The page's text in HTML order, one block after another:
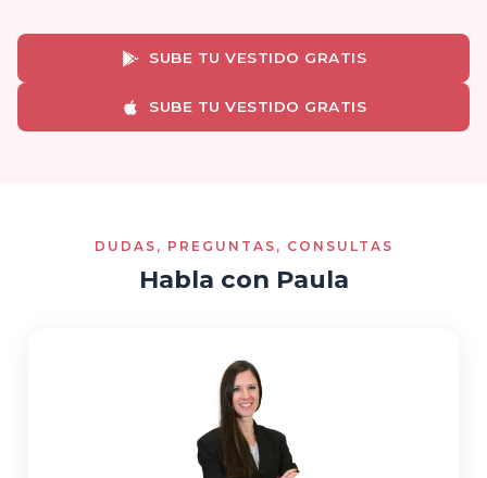
SUBE TU VESTIDO GRATIS
SUBE TU VESTIDO GRATIS
DUDAS, PREGUNTAS, CONSULTAS
Habla con Paula